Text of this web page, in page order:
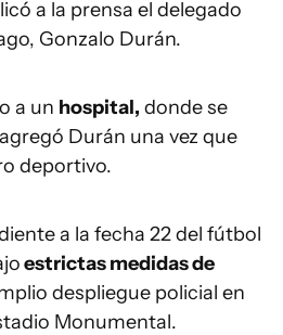
a la prensa el delegado
Gonzalo Durán.
a un hospital, donde se
Durán una vez que
deportivo.
a la fecha 22 del fútbol
estrictas medidas de
despliegue policial en
Monumental.